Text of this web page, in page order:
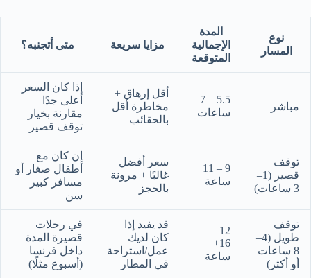
نوع
المسار
المدة
الإجمالية
المتوقعة
مزايا سريعة متى أتجنبه؟
مباشر
5.5 – 7
ساعات
أقل إرهاق +
مخاطرة أقل
بالحقائب
إذا كان السعر
أعلى جدًا
مقارنة بخيار
توقف قصير
توقف
قصير (1–
3 ساعات)
9 – 11
ساعة
سعر أفضل
غالبًا + مرونة
بالحجز
إن كان مع
أطفال صغار أو
مسافر كبير
سن
توقف
طويل (4–
8 ساعات
أو أكثر)
12 –
16+
ساعة
قد يفيد إذا
كان لديك
عمل/استراحة
في المطار
في رحلات
قصيرة المدة
داخل فرنسا
(أسبوع مثلًا)